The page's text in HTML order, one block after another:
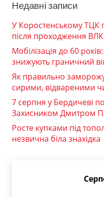
Недавні записи
У Коростенському ТЦК
після проходження ВЛК
Мобілізація до 60
знижують граничний
Як правильно
сирими, відвареними
7 серпня у Бердичеві
Захисником Дмитром
Росте купками під
незвична біла знахідка